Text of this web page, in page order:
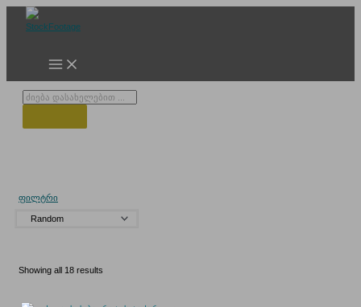
Products
ფილტრი
Showing all 18 results